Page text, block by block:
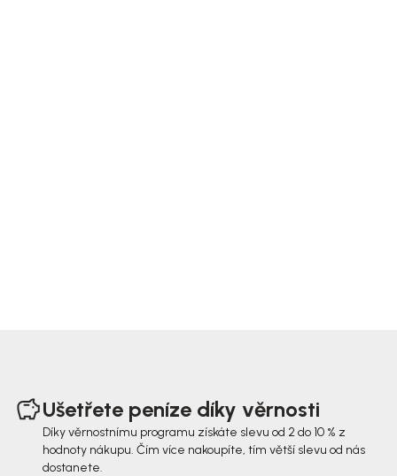
Ušetřete peníze díky věrnosti
Díky věrnostnímu programu získáte slevu od 2 do 10 % z
hodnoty nákupu. Čím více nakoupíte, tím větší slevu od nás
dostanete.